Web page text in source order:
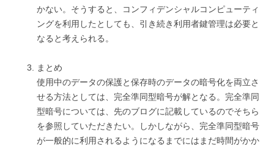
かない。そうすると、コンフィデンシャルコンピューティ
ングを利用したとしても、引き続き利用者鍵管理は必要と
なると考えられる。
まとめ
使用中のデータの保護と保存時のデータの暗号化を両立さ
せる方法としては、完全準同型暗号が解となる。完全準同
型暗号については、先のブログに記載しているのでそちら
を参照していただきたい。しかしながら、完全準同型暗号
が一般的に利用されるようになるまでにはまだ時間がかか